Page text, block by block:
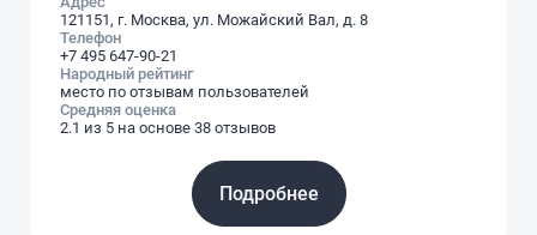
разочарован банком, раньше
думал, что у них всё честно.
121151, г. Москва, ул. Можайский Вал, д. 8
Телефон
+7 495 647-90-21
Народный рейтинг
место по отзывам пользователей
Средняя оценка
2.1 из 5 на основе 38 отзывов
Подробнее